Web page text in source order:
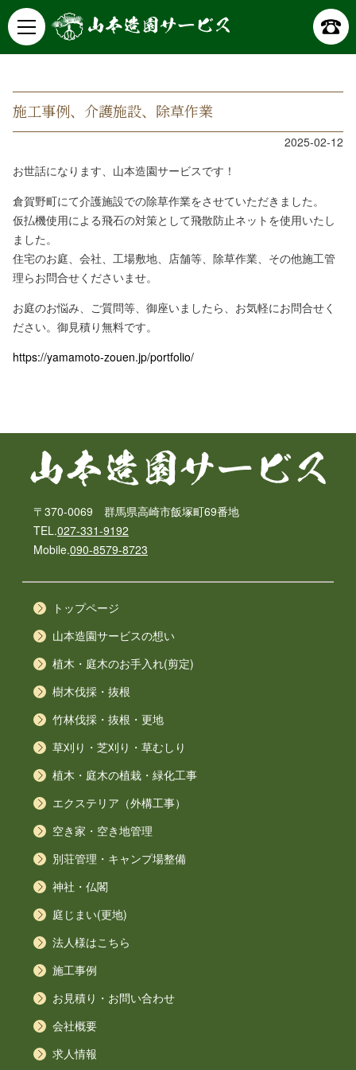
山本造園サービス 記事詳細
施工事例、介護施設、除草作業
2025-02-12
お世話になります、山本造園サービスです！
倉賀野町にて介護施設での除草作業をさせていただきました。
仮払機使用による飛石の対策として飛散防止ネットを使用いたし
ました。
住宅のお庭、会社、工場敷地、店舗等、除草作業、その他施工管
理らお問合せくださいませ。
お庭のお悩み、ご質問等、御座いましたら、お気軽にお問合せく
ださい。御見積り無料です。
https://yamamoto-zouen.jp/portfolio/
〒370-0069 群馬県高崎市飯塚町69番地
TEL.027-331-9192
Mobile.090-8579-8723
トップページ
山本造園サービスの想い
植木・庭木のお手入れ(剪定)
樹木伐採・抜根
竹林伐採・抜根・更地
草刈り・芝刈り・草むしり
植木・庭木の植栽・緑化工事
エクステリア（外構工事）
空き家・空き地管理
別荘管理・キャンプ場整備
神社・仏閣
庭じまい(更地)
法人様はこちら
施工事例
お見積り・お問い合わせ
会社概要
求人情報